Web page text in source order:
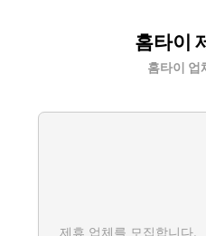
홈타이
홈타이 업
제휴 업체를 모집합니다.